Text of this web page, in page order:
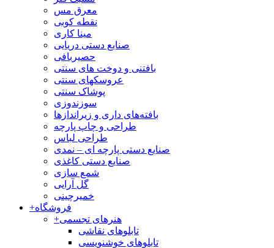
معرق مس
نقطه کوبی
مینا کاری
صنایع دستی دریایی
حصیربافی
بافتنی‌ و دوخت های سنتی
عروسکهای سنتی
پوشاک سنتی
سوزندوزی
بافته‌های داری و زیراندازها
طراحی و چاپ پارچه
طراحی لباس
صنایع دستی پارچه ای – نمدی
صنایع دستی کاغذی
شمع سازی
گل آرایی
خمیرچینی
+فروشگاه
+هنرهای تجسمی
تابلوهای نقاشی
تابلوهای خوشنویسی